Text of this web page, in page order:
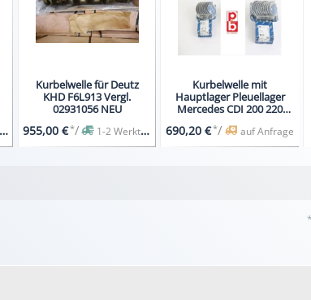
Kurbelwelle für Deutz
KHD F6L913 Vergl.
02931056 NEU
955,00 €*/ 1-2 Werktage
Kurbelwelle mit
Hauptlager Pleuellager
Mercedes CDI 200 220
690,20 €*/ auf Anfrage